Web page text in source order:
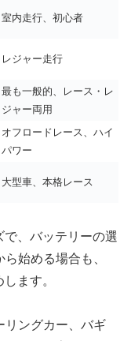
室内走行、初心者
レジャー走行
最も一般的、レース・レ
ジャー両用
オフロードレース、ハイ
パワー
大型車、本格レース
、バッテリーの選
始める場合も、
ます。
リングカー、バギ